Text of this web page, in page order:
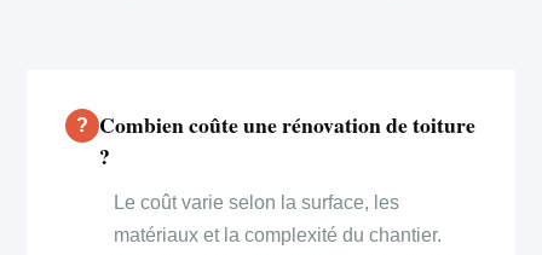
Combien coûte une rénovation de toiture
?
Le coût varie selon la surface, les
matériaux et la complexité du chantier.